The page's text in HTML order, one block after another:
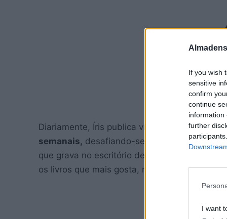
If you wish
sensitive
confirm
continue
information
further
I want
Diariamente, Íris publica vídeos no TikToke
semanais, desafiando-se também a ler
que grava no escritório de casa, onde tem
os livros que mais gosta, recomendando-os